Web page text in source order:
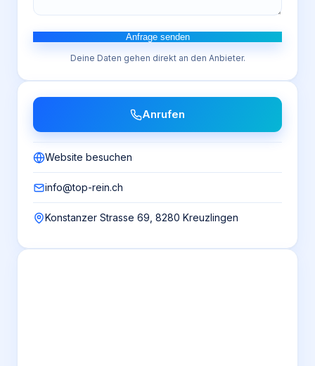
Anfrage senden
Deine Daten gehen direkt an den Anbieter.
Anrufen
Website besuchen
info@top-rein.ch
Konstanzer Strasse 69, 8280 Kreuzlingen